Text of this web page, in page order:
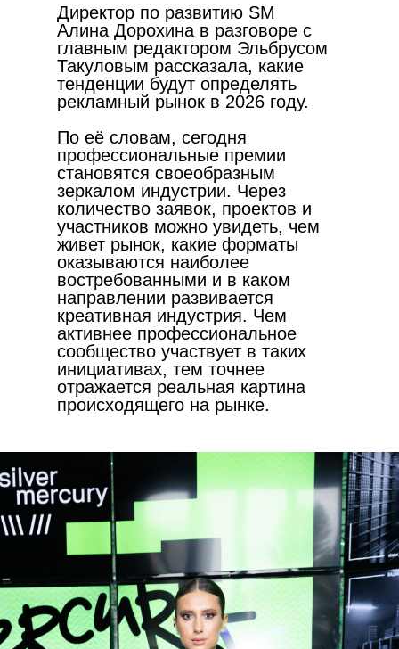
Директор по развитию SM
Алина Дорохина в разговоре с
главным редактором Эльбрусом
Такуловым рассказала, какие
тенденции будут определять
рекламный рынок в 2026 году.
По её словам, сегодня
профессиональные премии
становятся своеобразным
зеркалом индустрии. Через
количество заявок, проектов и
участников можно увидеть, чем
живет рынок, какие форматы
оказываются наиболее
востребованными и в каком
направлении развивается
креативная индустрия. Чем
активнее профессиональное
сообщество участвует в таких
инициативах, тем точнее
отражается реальная картина
происходящего на рынке.